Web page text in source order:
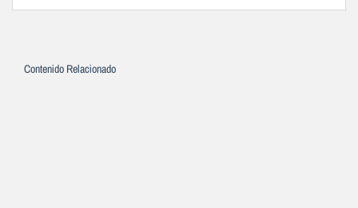
Contenido Relacionado